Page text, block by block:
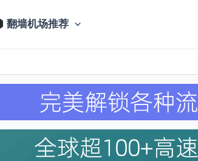
翻墙机场推荐